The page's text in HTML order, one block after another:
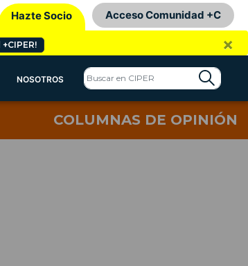
Hazte Socio Acceso Comunidad +C
×
NOSOTROS
COLUMNAS DE OPINIÓN